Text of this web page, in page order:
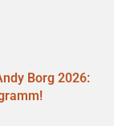
Borg 2026: